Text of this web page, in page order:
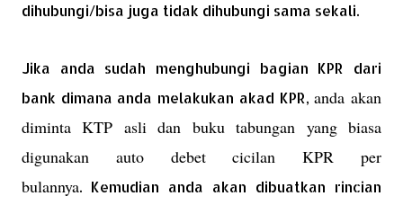
dihubungi/bisa juga tidak dihubungi sama sekali.
Jika anda sudah menghubungi bagian KPR dari
bank dimana anda melakukan akad KPR,anda akan
diminta KTP asli dan buku tabungan yang biasa
digunakan auto debet cicilan KPR per
bulannya. Kemudian anda akan dibuatkan rincian